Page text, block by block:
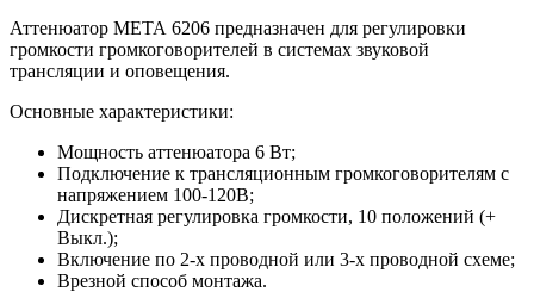
Аттенюатор МЕТА 6206 предназначен для регулировки
громкости громкоговорителей в системах звуковой
трансляции и оповещения.
Основные характеристики:
Мощность аттенюатора 6 Вт;
Подключение к трансляционным громкоговорителям с
напряжением 100-120В;
Дискретная регулировка громкости, 10 положений (+
Выкл.);
Включение по 2-х проводной или 3-х проводной схеме;
Врезной способ монтажа.